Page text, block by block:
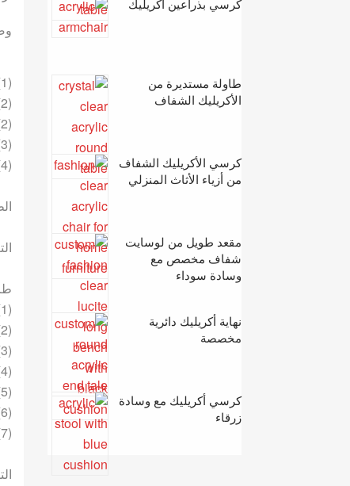
(1) المادة: مادة أكريليك مصبوبة عالية الجودة.
(2) السماكة: 15-100 مم
(2) الحجم: مخصص
(3)? تصميم وحجم مخصص متاحان.
(4)? الصناعة الرئيسية: القطع، الثني الساخن، التنظيف الساخن، الطباعة الحريرية، الغراء،
(1). تصميم أنيق ومعاصر.
(2). معيار SGS & ROHS.
(3). شفافية الضوء العالية مثل الكريستال.
(4). أقصى درجات المقاومة للعوامل الجوية ومقاومة المواد الكيميائية.
(5). لون مستقر تحت التعريض الخارجي.
(6).? سهل الصيانة والتنظيف.
(7).? أي تصاميم وأبعاد متاحة.
طاولة مستديرة من
الأكريليك الشفاف
كرسي الأكريليك الشفاف
من أزياء الأثاث المنزلي
مقعد طويل من لوسايت
شفاف مخصص مع
وسادة سوداء
نهاية أكريليك دائرية
مخصصة
كرسي أكريليك مع وسادة
زرقاء